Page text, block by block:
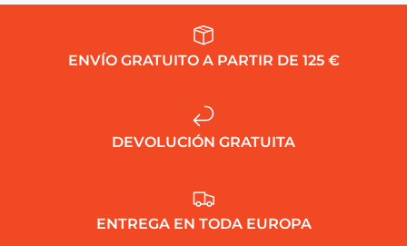
ENVÍO GRATUITO A PARTIR DE 125 €
DEVOLUCIÓN GRATUITA
ENTREGA EN TODA EUROPA